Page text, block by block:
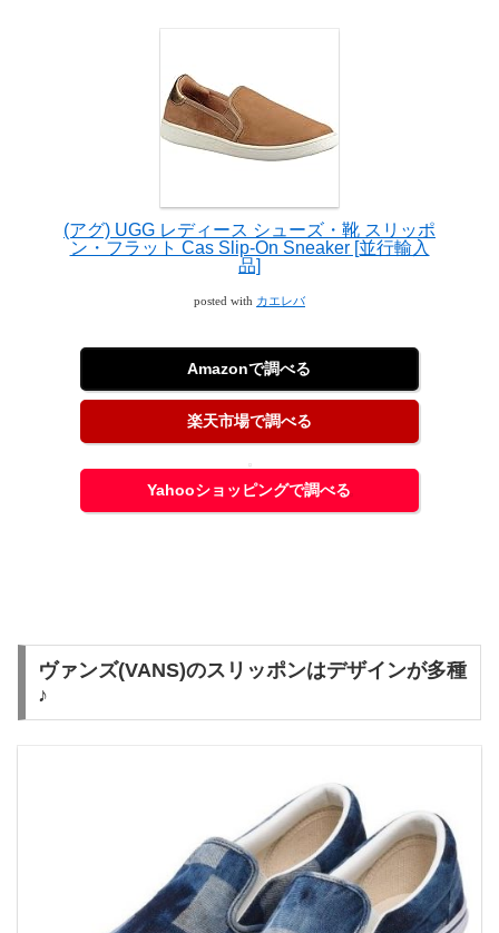
(アグ) UGG レディース シューズ・靴 スリッポ
ン・フラット Cas Slip-On Sneaker [並行輸入
品]
posted with カエレバ
Amazonで調べる
楽天市場で調べる
Yahooショッピングで調べる
ヴァンズ(VANS)のスリッポンはデザインが多種
♪